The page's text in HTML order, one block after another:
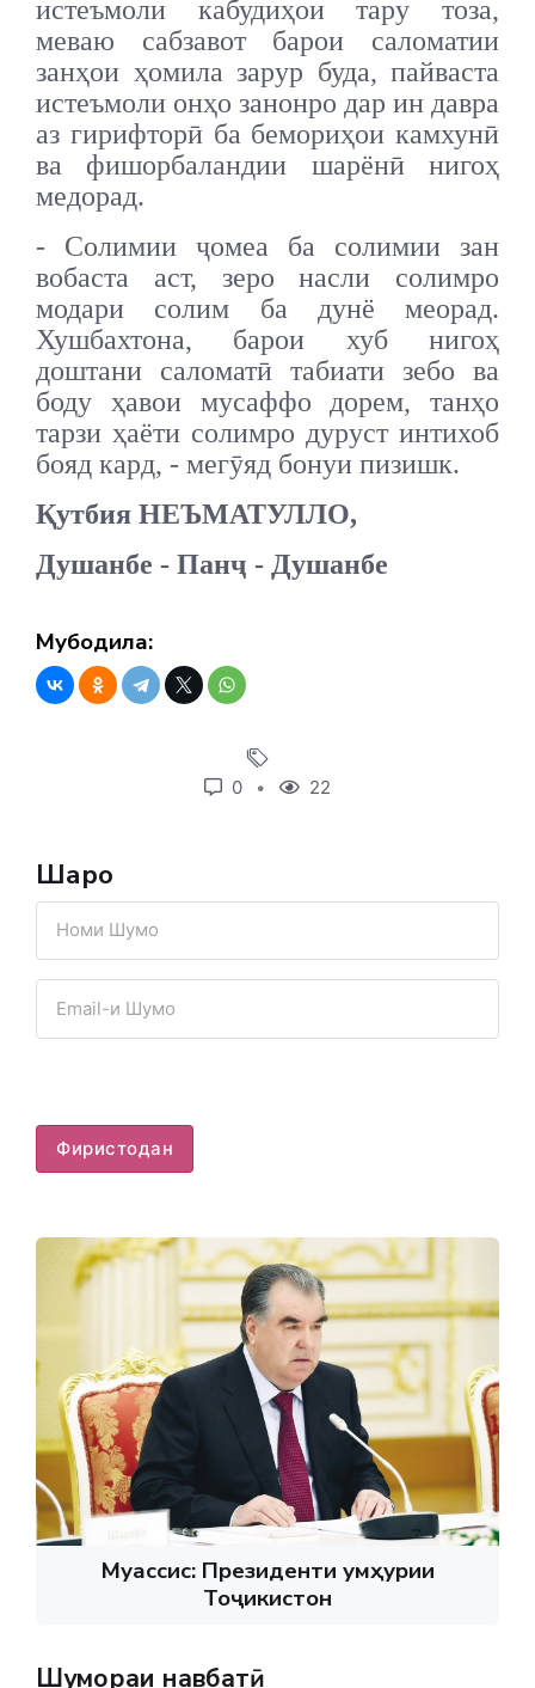
истеъмоли кабудиҳои тару тоза,
меваю сабзавот барои саломатии
занҳои ҳомила зарур буда, пайваста
истеъмоли онҳо занонро дар ин давра
аз гирифторӣ ба бемориҳои камхунӣ
ва фишорбаландии шарёнӣ нигоҳ
медорад.
- Солимии ҷомеа ба солимии зан
вобаста аст, зеро насли солимро
модари солим ба дунё меорад.
Хушбахтона, барои хуб нигоҳ
доштани саломатӣ табиати зебо ва
боду ҳавои мусаффо дорем, танҳо
тарзи ҳаёти солимро дуруст интихоб
бояд кард, - мегӯяд бонуи пизишк.
Қутбия НЕЪМАТУЛЛО,
Душанбе - Панҷ - Душанбе
Мубодила:
0 22
Шарҳҳо
Фиристодан
Муассис: Президенти Ҷумҳурии
Тоҷикистон
Шумораи навбатӣ